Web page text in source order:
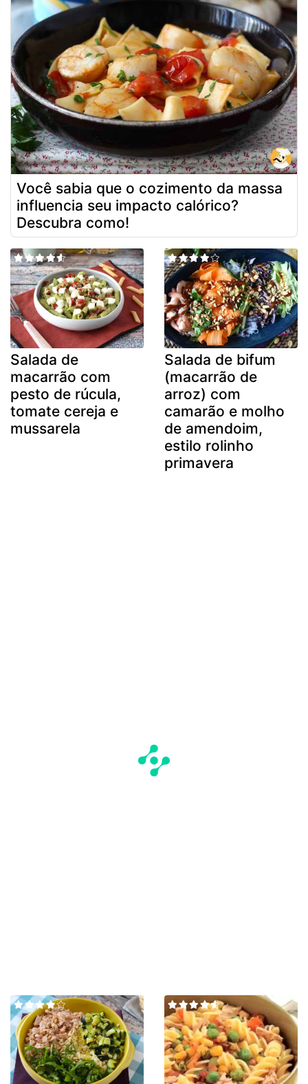
Você sabia que o cozimento da massa
influencia seu impacto calórico?
Descubra como!
Salada de
macarrão com
pesto de rúcula,
tomate cereja e
mussarela
Salada de bifum
(macarrão de
arroz) com
camarão e molho
de amendoim,
estilo rolinho
primavera